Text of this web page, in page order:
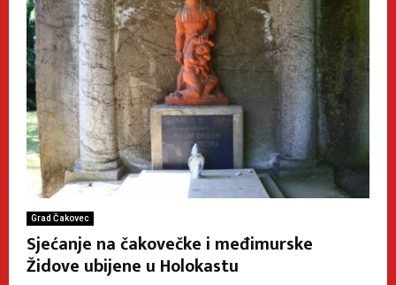
Grad Čakovec
Sjećanje na čakovečke i međimurske
Židove ubijene u Holokastu